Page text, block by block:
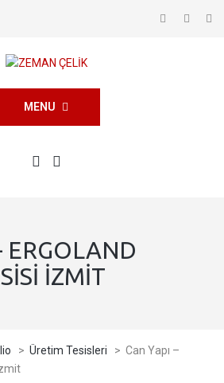
MENU
ERGOLAND
İZMIT
> Üretim Tesisleri > Can Yapı –